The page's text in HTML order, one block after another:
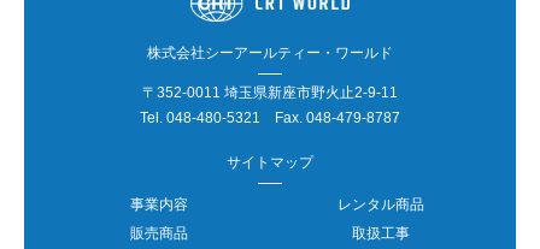
株式会社シーアールティー・ワールド
〒352-0011 埼玉県新座市野火止2-9-11
Tel. 048-480-5321 Fax. 048-479-8787
サイトマップ
事業内容
レンタル商品
販売商品
取扱工事